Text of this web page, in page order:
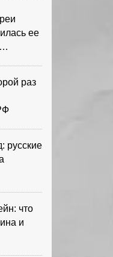
ее
раз
русские
что
и